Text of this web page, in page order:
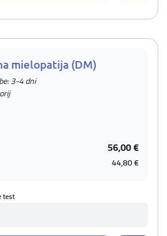
mielopatija (DM)
3-4 dni
56,00 €
44,80 €
test